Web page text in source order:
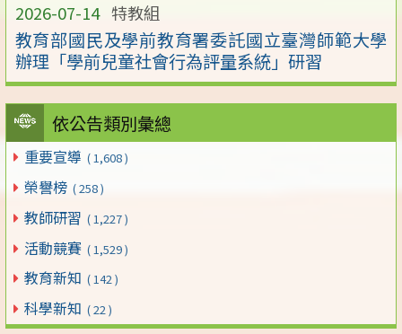
2026-07-14 特教組
教育部國民及學前教育署委託國立臺灣師範大學
辦理「學前兒童社會行為評量系統」研習
依公告類別彙總
重要宣導 ( 1,608 )
榮譽榜 ( 258 )
教師研習 ( 1,227 )
活動競賽 ( 1,529 )
教育新知 ( 142 )
科學新知 ( 22 )